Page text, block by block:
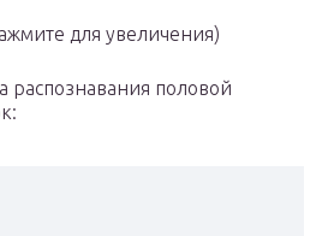
для увеличения)
распознавания половой